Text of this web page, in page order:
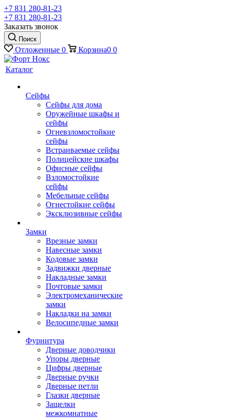
+7 831 280-81-23
+7 831 280-81-23
Заказать звонок
Поиск
Отложенные 0 Корзина0 0
Каталог
Сейфы
Сейфы для дома
Оружейные шкафы и
сейфы
Огневзломостойкие
сейфы
Встраиваемые сейфы
Полицейские шкафы
Офисные сейфы
Взломостойкие
сейфы
Мебельные сейфы
Огнестойкие сейфы
Эксклюзивные сейфы
Замки
Врезные замки
Навесные замки
Кодовые замки
Задвижки дверные
Накладные замки
Почтовые замки
Электромеханические
замки
Накладки на замки
Велосипедные замки
Фурнитура
Дверные доводчики
Упоры дверные
Цифры дверные
Дверные ручки
Дверные петли
Глазки дверные
Защелки
межкомнатные